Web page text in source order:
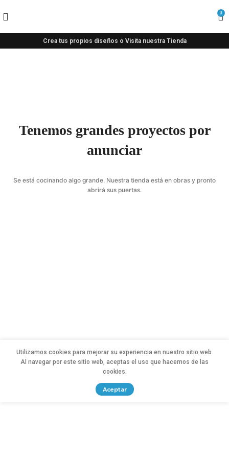
0
Crea tus propios diseños o Visita nuestra Tienda
Tenemos grandes proyectos por
anunciar
Se está cocinando algo grande. Nuestra tienda está en obras y pronto
abrirá sus puertas.
Utilizamos cookies para mejorar su experiencia en nuestro sitio web.
Al navegar por este sitio web, aceptas el uso que hacemos de las
cookies.
Aceptar